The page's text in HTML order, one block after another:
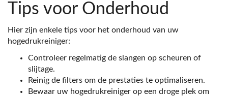
Tips voor Onderhoud
Hier zijn enkele tips voor het onderhoud van uw
hogedrukreiniger:
Controleer regelmatig de slangen op scheuren of
slijtage.
Reinig de filters om de prestaties te optimaliseren.
Bewaar uw hogedrukreiniger op een droge plek om